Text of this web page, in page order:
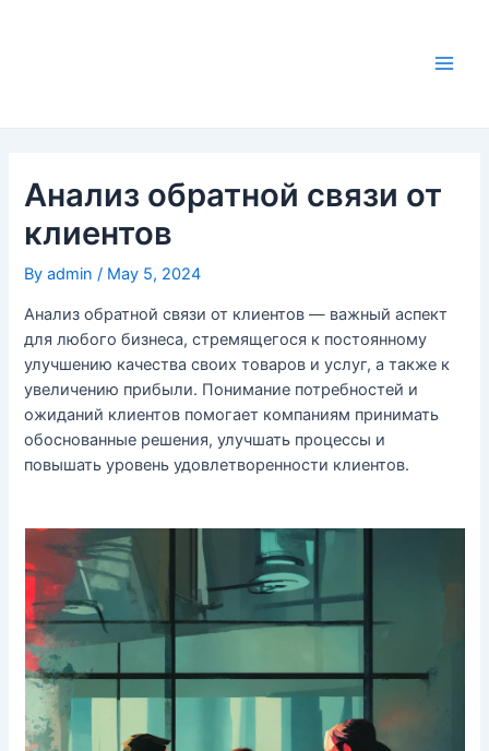
Анализ обратной связи от
клиентов
Byadmin/ May 5, 2024
Анализ обратной связи от клиентов — важный аспект
для любого бизнеса, стремящегося к постоянному
улучшению качества своих товаров и услуг, а также к
увеличению прибыли. Понимание потребностей и
ожиданий клиентов помогает компаниям принимать
обоснованные решения, улучшать процессы и
повышать уровень удовлетворенности клиентов.